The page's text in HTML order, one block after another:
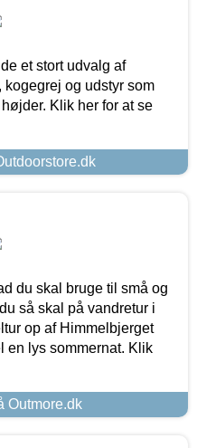
et stort udvalg af
og udstyr som
Klik her for at se
du skal bruge til små og
så skal på vandretur i
op af Himmelbjerget
en lys sommernat. Klik
Outmore.dk